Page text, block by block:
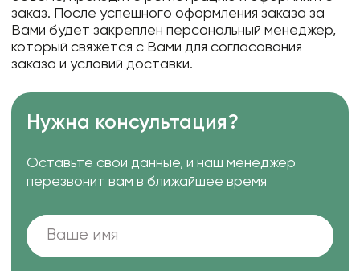
заказ. После успешного оформления заказа за
Вами будет закреплен персональный менеджер,
который свяжется с Вами для согласования
заказа и условий доставки.
Нужна консультация?
Оставьте свои данные, и наш менеджер
перезвонит вам в ближайшее время